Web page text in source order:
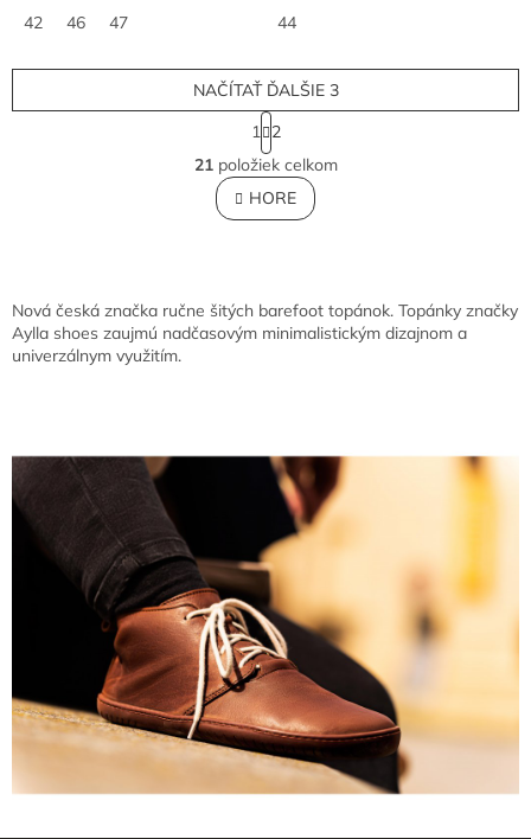
42 46 47 44
O
v
l
á
i
e
v
s
u
NAČÍTAŤ ĎALŠIE 3
S
t
r
á
n
k
i
e
1 2
21položiek celkom
HORE
Nová česká značka ručne šitých barefoot topánok. Topánky značky
Aylla shoes zaujmú nadčasovým minimalistickým dizajnom a
univerzálnym využitím.